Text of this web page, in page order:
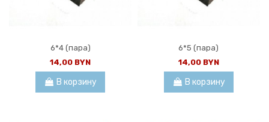
6*4 (пара)
14,00 BYN
В корзину
6*5 (пара)
14,00 BYN
В корзину